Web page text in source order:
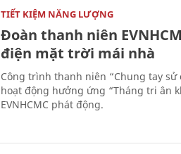
TIẾT KIỆM NĂNG LƯỢNG
Đoàn thanh niên
điện mặt trời mái nhà
Công trình thanh niên “Chung tay
hoạt động hưởng ứng “Tháng tri ân
EVNHCMC phát động.